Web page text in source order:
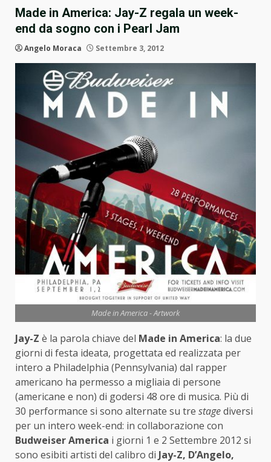
Made in America: Jay-Z regala un week-
end da sogno con i Pearl Jam
Angelo Moraca Settembre 3, 2012
Made in America - Artwork
Jay-Z è la parola chiave del Made in America: la due
giorni di festa ideata, progettata ed realizzata per
intero a Philadelphia (Pennsylvania) dal rapper
americano ha permesso a migliaia di persone
(americane e non) di godersi 48 ore di musica. Più di
30 performance si sono alternate su tre stagediversi
per un intero week-end: in collaborazione con
Budweiser America i giorni 1 e 2 Settembre 2012 si
sono esibiti artisti del calibro di Jay-Z, D’Angelo,